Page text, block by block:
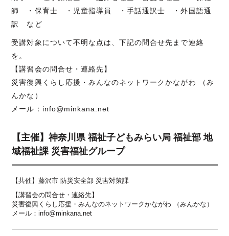
師 ・保育士 ・児童指導員 ・手話通訳士 ・外国語通
訳 など
受講対象について不明な点は、下記の問合せ先まで連絡
を。
【講習会の問合せ・連絡先】
災害復興くらし応援・みんなのネットワークかながわ （み
んかな）
メール：info@minkana.net
【主催】神奈川県 福祉子どもみらい局 福祉部 地
域福祉課 災害福祉グループ
【共催】藤沢市 防災安全部 災害対策課
【講習会の問合せ・連絡先】
災害復興くらし応援・みんなのネットワークかながわ （みんかな）
メール：info@minkana.net